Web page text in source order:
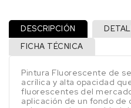
DESCRIPCIÓN
FICHA TÉCNICA
Pintura Fluorescente de
acrílica y alta opacidad
fluorescentes del
aplicación de un fondo de